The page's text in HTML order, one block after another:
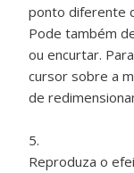
ponto diferente
Pode também
ou encurtar.
cursor sobre a
de
Reproduza o